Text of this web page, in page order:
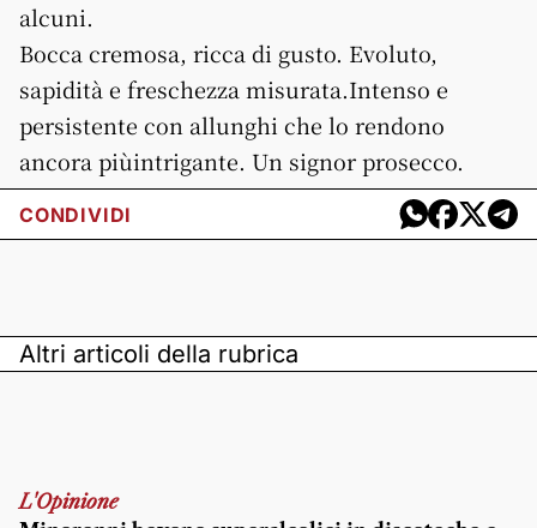
alcuni.
Bocca cremosa, ricca di gusto. Evoluto,
sapidità e freschezza misurata.Intenso e
persistente con allunghi che lo rendono
ancora piùintrigante. Un signor prosecco.
CONDIVIDI
Altri articoli della rubrica
L'Opinione